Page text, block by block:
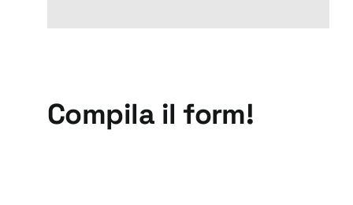
Compila il form!